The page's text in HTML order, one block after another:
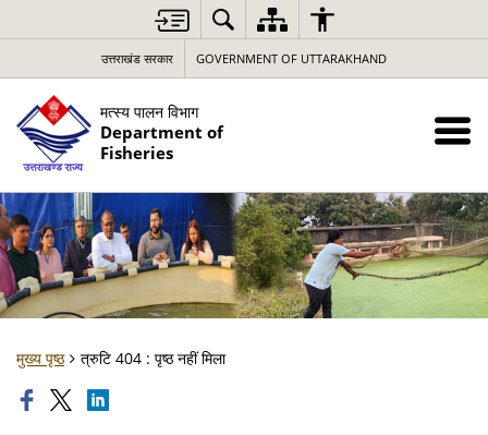
उत्तराखंड सरकार GOVERNMENT OF UTTARAKHAND
मत्स्य पालन विभाग
Department of
Fisheries
मुख्य पृष्ठ त्रुटि 404 : पृष्ठ नहीं मिला